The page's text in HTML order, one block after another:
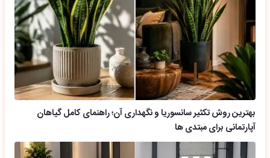
بهترین روش تکثیر سانسوریا و نگهداری آن؛ راهنمای کامل گیاهان
آپارتمانی برای مبتدی ها